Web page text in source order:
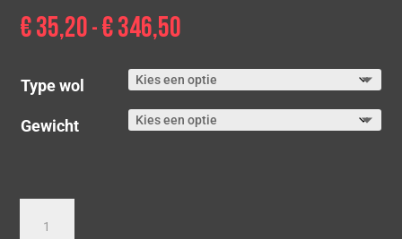
€35,20 - €346,50
tot
€ 346,50
Type wol
Gewicht
demperwol